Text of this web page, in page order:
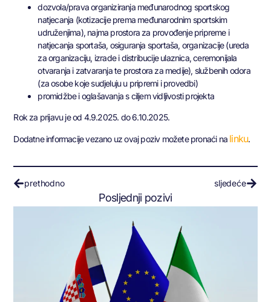
dozvola/prava organiziranja međunarodnog sportskog
natjecanja (kotizacije prema međunarodnim sportskim
udruženjima), najma prostora za provođenje pripreme i
natjecanja sportaša, osiguranja sportaša, organizacije (ureda
za organizaciju, izrade i distribucije ulaznica, ceremonijala
otvaranja i zatvaranja te prostora za medije), službenih odora
(za osobe koje sudjeluju u pripremi i provedbi)
promidžbe i oglašavanja s ciljem vidljivosti projekta
Rok za prijavu je od 4.9.2025. do 6.10.2025.
Dodatne informacije vezano uz ovaj poziv možete pronaći na linku.
prethodno sljedeće
Posljednji pozivi